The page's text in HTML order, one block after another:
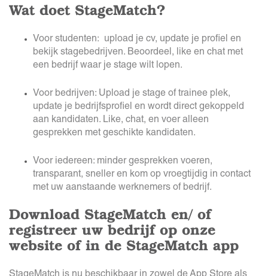
Wat doet StageMatch?
Voor studenten: upload je cv, update je profiel en
bekijk stagebedrijven. Beoordeel, like en chat met
een bedrijf waar je stage wilt lopen.
Voor bedrijven: Upload je stage of trainee plek,
update je bedrijfsprofiel en wordt direct gekoppeld
aan kandidaten. Like, chat, en voer alleen
gesprekken met geschikte kandidaten.
Voor iedereen: minder gesprekken voeren,
transparant, sneller en kom op vroegtijdig in contact
met uw aanstaande werknemers of bedrijf.
Download StageMatch en/ of
registreer uw bedrijf op onze
website of in de StageMatch app